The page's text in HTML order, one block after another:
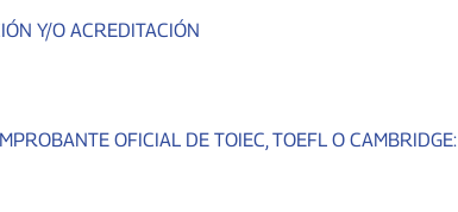
Y/O ACREDITACIÓN
OFICIAL DE TOIEC, TOEFL O CAMBRIDGE: